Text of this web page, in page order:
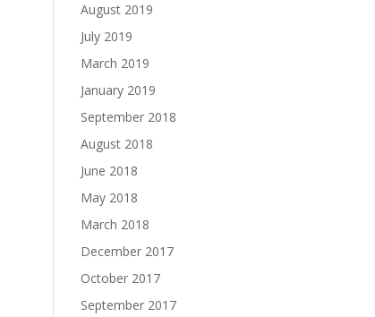
August 2019
July 2019
March 2019
January 2019
September 2018
August 2018
June 2018
May 2018
March 2018
December 2017
October 2017
September 2017